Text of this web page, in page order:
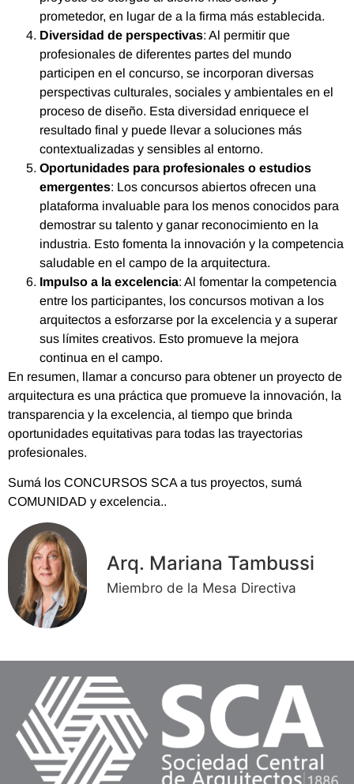
prometedor, en lugar de a la firma más establecida.
Diversidad de perspectivas: Al permitir que
profesionales de diferentes partes del mundo
participen en el concurso, se incorporan diversas
perspectivas culturales, sociales y ambientales en el
proceso de diseño. Esta diversidad enriquece el
resultado final y puede llevar a soluciones más
contextualizadas y sensibles al entorno.
Oportunidades para profesionales o estudios
emergentes: Los concursos abiertos ofrecen una
plataforma invaluable para los menos conocidos para
demostrar su talento y ganar reconocimiento en la
industria. Esto fomenta la innovación y la competencia
saludable en el campo de la arquitectura.
Impulso a la excelencia: Al fomentar la competencia
entre los participantes, los concursos motivan a los
arquitectos a esforzarse por la excelencia y a superar
sus límites creativos. Esto promueve la mejora
continua en el campo.
En resumen, llamar a concurso para obtener un proyecto de
arquitectura es una práctica que promueve la innovación, la
transparencia y la excelencia, al tiempo que brinda
oportunidades equitativas para todas las trayectorias
profesionales.
Sumá los CONCURSOS SCA a tus proyectos, sumá
COMUNIDAD y excelencia..
Arq. Mariana Tambussi
Miembro de la Mesa Directiva